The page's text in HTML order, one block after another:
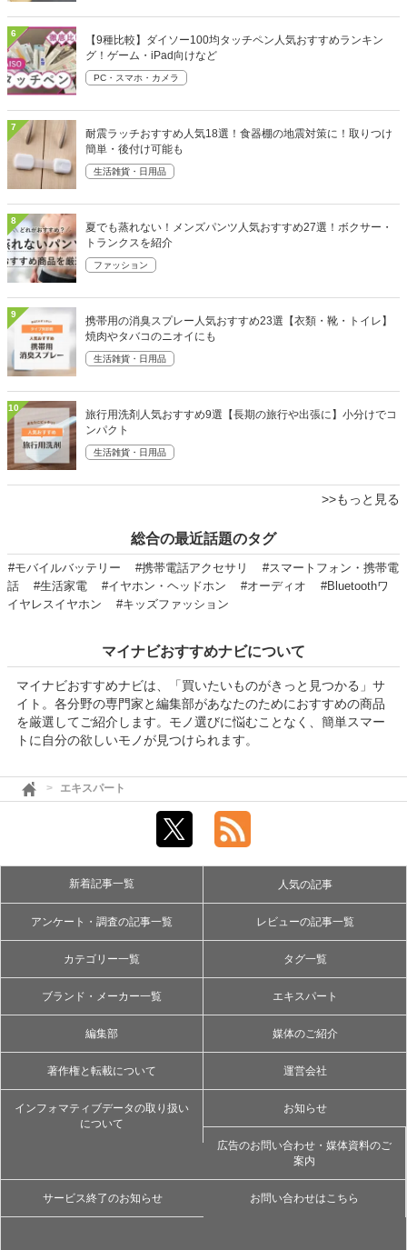
6
【9種比較】ダイソー100均タッチペン人気おすすめランキン
グ！ゲーム・iPad向けなど
PC・スマホ・カメラ
7
耐震ラッチおすすめ人気18選！食器棚の地震対策に！取りつけ
簡単・後付け可能も
生活雑貨・日用品
8
夏でも蒸れない！メンズパンツ人気おすすめ27選！ボクサー・
トランクスを紹介
ファッション
9
携帯用の消臭スプレー人気おすすめ23選【衣類・靴・トイレ】
焼肉やタバコのニオイにも
生活雑貨・日用品
10
旅行用洗剤人気おすすめ9選【長期の旅行や出張に】小分けでコ
ンパクト
生活雑貨・日用品
>>もっと見る
総合の最近話題のタグ
#モバイルバッテリー #携帯電話アクセサリ
#スマートフォン・携帯電
話
#生活家電 #イヤホン・ヘッドホン #オーディオ
#Bluetoothワ
イヤレスイヤホン
#キッズファッション
マイナビおすすめナビについて
マイナビおすすめナビは、「買いたいものがきっと見つかる」サ
イト。各分野の専門家と編集部があなたのためにおすすめの商品
を厳選してご紹介します。モノ選びに悩むことなく、簡単スマー
トに自分の欲しいモノが見つけられます。
エキスパート
新着記事一覧 人気の記事
アンケート・調査の記事一覧 レビューの記事一覧
カテゴリー一覧 タグ一覧
ブランド・メーカー一覧 エキスパート
編集部 媒体のご紹介
著作権と転載について 運営会社
インフォマティブデータの取り扱い
について
お知らせ
広告のお問い合わせ・媒体資料のご
案内
サービス終了のお知らせ お問い合わせはこちら